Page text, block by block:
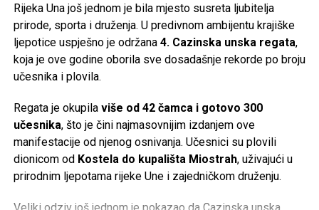
informacije mogu pomoći i drugim građanima da steknu
jasniju sliku o stanju na području Cazina.
Share Post
Share
Mail
Rijeka Una još jednom je bila mjesto susreta ljubitelja
prirode, sporta i druženja. U predivnom ambijentu krajiške
ljepotice uspješno je održana 4. Cazinska unska regata,
koja je ove godine oborila sve dosadašnje rekorde po broju
učesnika i plovila.
Regata je okupila više od 42 čamca i gotovo 300
učesnika, što je čini najmasovnijim izdanjem ove
manifestacije od njenog osnivanja. Učesnici su plovili
dionicom od Kostela do kupališta Miostrah, uživajući u
prirodnim ljepotama rijeke Une i zajedničkom druženju.
Veliki odziv još jednom je pokazao da Cazinska unska